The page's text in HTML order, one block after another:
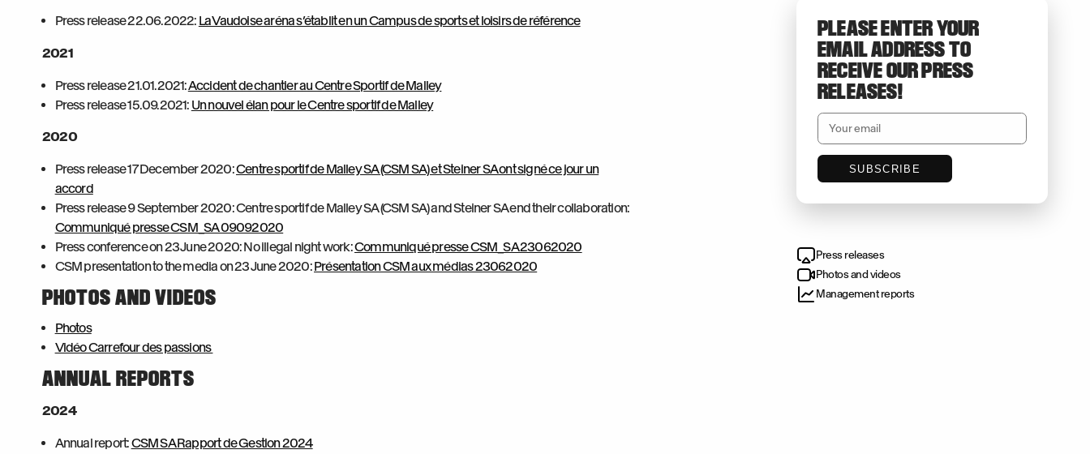
Press release 22.06.2022: La Vaudoise aréna s’établit en un Campus de sports et loisirs de référence
2021
Press release 21.01.2021:Accident de chantier au Centre Sportif de Malley
Press release 15.09.2021: Un nouvel élan pour le Centre sportif de Malley
2020
Press release 17 December 2020:Centre sportif de Malley SA (CSM SA) et Steiner SA ont signé ce jour un
accord
Press release 9 September 2020: Centre sportif de Malley SA (CSM SA) and Steiner SA end their collaboration:
Communiqué presse CSM_SA 09092020
Press conference on 23 June 2020: No illegal night work:Communiqué presse CSM_SA 23062020
CSM presentation to the media on 23 June 2020:Présentation CSM aux médias 23062020
PHOTOS AND VIDEOS
Photos
Vidéo Carrefour des passions
ANNUAL REPORTS
2024
Annual report:CSM SA Rapport de Gestion 2024
PLEASE ENTER YOUR
EMAIL ADDRESS TO
RECEIVE OUR PRESS
RELEASES!
SUBSCRIBE
Press releases
Photos and videos
Management reports